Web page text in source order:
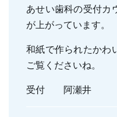
あせい歯科の受付カ
が上がっています。
和紙で作られたかわ
ご覧くださいね。
受付 阿瀬井